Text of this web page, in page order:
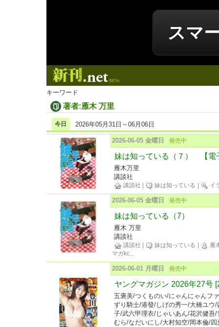
スマ
キーワード
著者:雁木 万里
今日 2026年05月31日～06月06日
2026-06-05 金曜日 発売中
妹は知っている（７） 【電
雁木万里
講談社
講談社 妹は知っている イ
2026-06-05 金曜日 発売中
妹は知っている（7）
雁木 万里
講談社
講談社 妹は知っている
雁
マガkc...
2026-06-01 月曜日 発売中
ヤングマガジン 2026年27号
五褒美/つくものい/にゃんにゃんフ
ずり騎士/港發/しげの秀一/大橋ユウ
子/武六甲理衣/じゃいあん/花沢健吾
むら/なだいにし/大村知空/岡本倫/